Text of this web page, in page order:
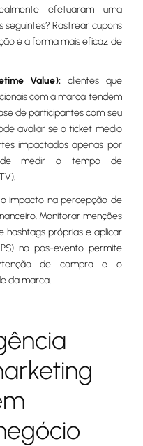
efetuaram uma
seguintes? Rastrear cupons
é a forma mais eficaz de
Value): clientes que
com a marca tendem
de participantes com seu
avaliar se o ticket médio
impactados apenas por
de medir o tempo de
o impacto na percepção de
Monitorar menções
hashtags próprias e aplicar
no pós-evento permite
de compra e o
da marca.